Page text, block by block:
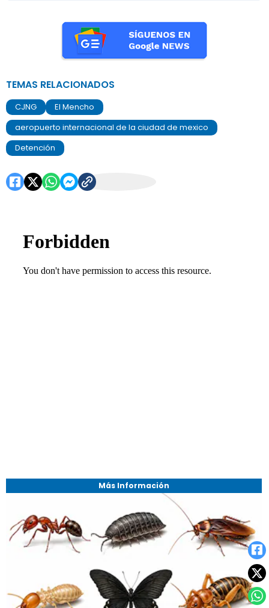
Más Información
TEMAS RELACIONADOS
CJNG
El Mencho
aeropuerto internacional de la ciudad de mexico
Detención